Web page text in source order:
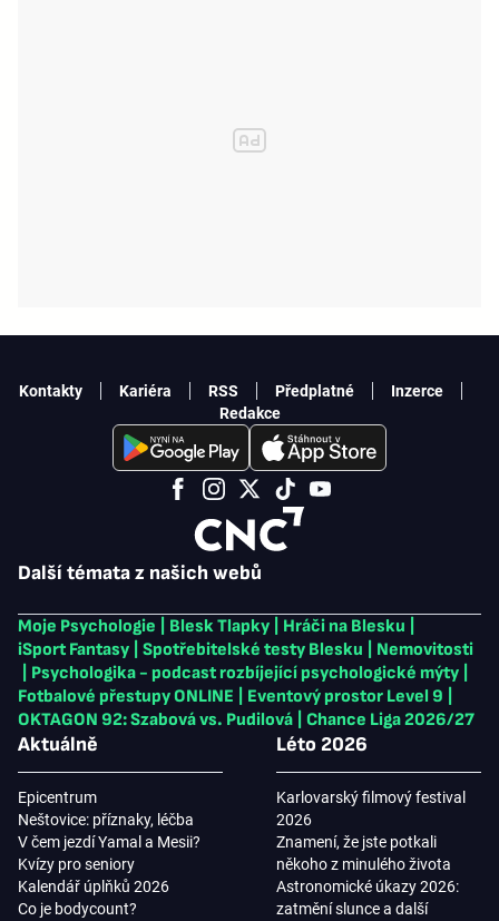
Další témata z našich webů
Moje Psychologie Blesk Tlapky Hráči na Blesku
iSport Fantasy
Spotřebitelské testy Blesku
Nemovitosti
Psychologika - podcast rozbíjející psychologické mýty
Fotbalové přestupy ONLINE
Eventový prostor Level 9
OKTAGON 92: Szabová vs. Pudilová
Chance Liga 2026/27
Aktuálně
Epicentrum
Neštovice: příznaky, léčba
V čem jezdí Yamal a Mesii?
Kvízy pro seniory
Kalendář úplňků 2026
Co je bodycount?
Léto 2026
Karlovarský filmový festival
2026
Znamení, že jste potkali
někoho z minulého života
Astronomické úkazy 2026:
zatmění slunce a další
Kontakty Kariéra RSS Předplatné
Inzerce
Redakce